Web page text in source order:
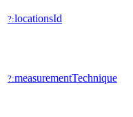
?:locationsId
?:measurementTechnique